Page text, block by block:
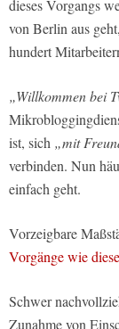
dieses Vorgangs
von Berlin aus
hundert
„Willkommen bei
ist, sich „mit
verbinden. Nun
einfach geht.
Vorzeigbare
Vorgänge wie
Schwer
Zunahme von